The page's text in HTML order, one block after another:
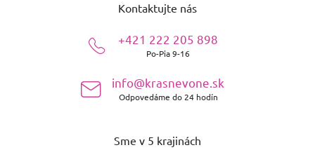
Kontaktujte nás
+421 222 205 898
Po-Pia 9-16
info@krasnevone.sk
Odpovedáme do 24 hodín
Sme v 5 krajinách